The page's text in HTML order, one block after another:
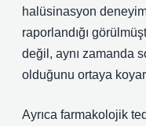
halüsinasyon
raporlandığı
değil, aynı zamanda
olduğunu ortaya
Ayrıca farmakolojik